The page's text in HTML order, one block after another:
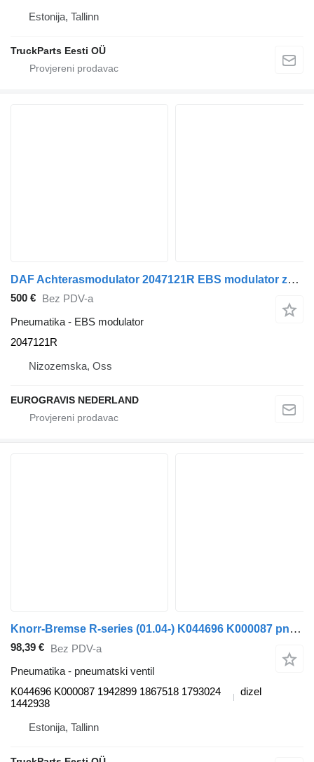
Estonija, Tallinn
TruckParts Eesti OÜ
DAF Achterasmodulator 2047121R EBS modulator za DAF XF106 tegljača
500 €
Bez PDV-a
Pneumatika - EBS modulator
2047121R
Nizozemska, Oss
EUROGRAVIS NEDERLAND
Knorr-Bremse R-series (01.04-) K044696 K000087 pneumatski ventil za Scania P,G,R,T-series (2004-2017) tegljača
98,39 € Bez PDV-a
Pneumatika - pneumatski ventil
K044696 K000087 1942899 1867518 1793024
1442938
dizel
Estonija, Tallinn